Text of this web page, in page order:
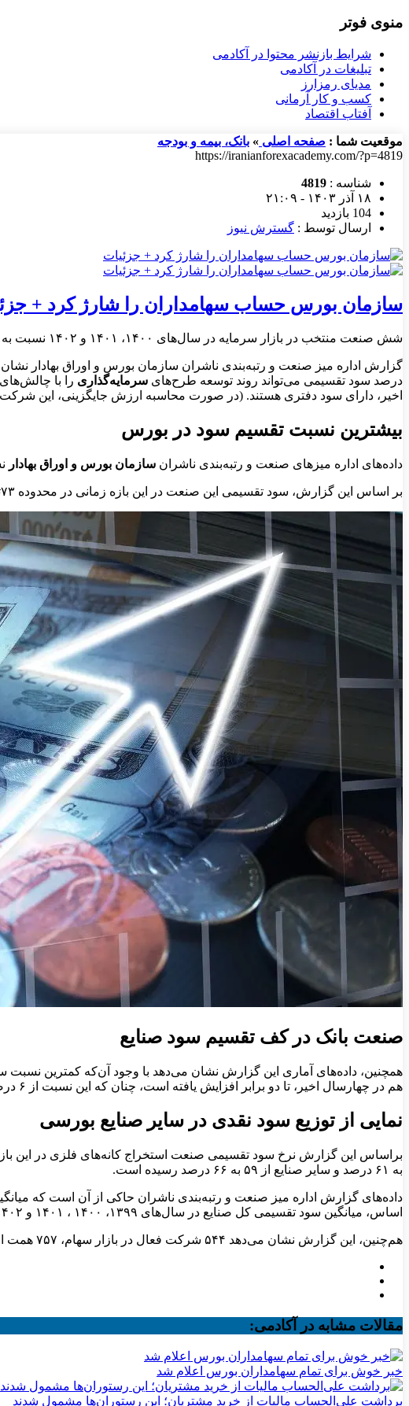
منوی فوتر
شرایط بازنشر محتوا در آکادمی
تبلیغات در آکادمی
مدیای رمزارز
کسب و کار آرمانی
آفتاب اقتصاد
موقعیت شما : صفحه اصلی » بانک، بیمه و بودجه
https://iranianforexacademy.com/?p=4819
شناسه : 4819
۱۸ آذر ۱۴۰۳ - ۲۱:۰۹
104 بازدید
ارسال توسط : گسترش نیوز
سازمان بورس حساب سهامداران را شارژ کرد +
شش صنعت منتخب در بازار سرمایه در سال‌های ۱۴۰۰، ۱۴۰۱ و ۱۴۰۲ نسبت به سال پایه ۱۳۹۹ شاهد افزایش در روند سود تقسیمی بوده‌اند.
گزارش اداره میز صنعت و رتبه‌بندی ناشران سازمان بورس و اوراق بهادار
درصد سود تقسیمی می‌تواند روند توسعه طرح‌های سرمایه‌گذاری را با
اخیر، دارای سود دفتری هستند. (در صورت محاسبه ارزش جایگزینی، این
بیشترین نسبت تقسیم سود در بورس
داده‌های اداره میزهای صنعت و رتبه‌بندی ناشران سازمان بورس و اوراق بهادار
بر اساس این گزارش، سود تقسیمی این صنعت در این بازه زمانی در محدوده ۷۳تا ۷۷درصد بوده و تغییر چندانی نداشته است.
صنعت بانک در کف تقسیم سود صنایع
همچنین، داده‌های آماری این گزارش نشان می‌دهد با وجود آن‌که کمترین
هم در چهارسال اخیر، تا دو برابر افزایش یافته است، چنان که این نسبت از ۶ درصد در سال ۱۳۹۹ به ۱۵درصد در سال‌های۱۴۰۰ و ۱۴۰۱ و به ۱۲ درصد در سال۱۴۰۲ رسیده است.
نمایی از توزیع سود نقدی در سایر صنایع بورسی
به ۶۱ درصد و سایر صنایع از ۵۹ به ۶۶ درصد رسیده است.
اساس، میانگین سود تقسیمی کل صنایع در سال‌های ۱۳۹۹، ۱۴۰۰ ، ۱۴۰۱ و ۱۴۰۲ به ترتیب ۵۴ ، ۶۶ ، ۶۳ و۵۹ درصد بوده است.
هم‌چنین، این گزارش نشان می‌دهد ۵۴۴ شرکت فعال در بازار سهام، ۷۵۷ همت از ۱۲۹۲ همت سود خالص خود را، در سال ۱۴۰۲، به صورت نقدی توزیع کرده‌اند.
مقالات مشابه در آکادمی:
خبر خوش برای تمام سهامداران بورس اعلام شد
برداشت علی‌الحساب مالیات از خرید مشتریان؛ این رستوران‌ها مشمول شدند